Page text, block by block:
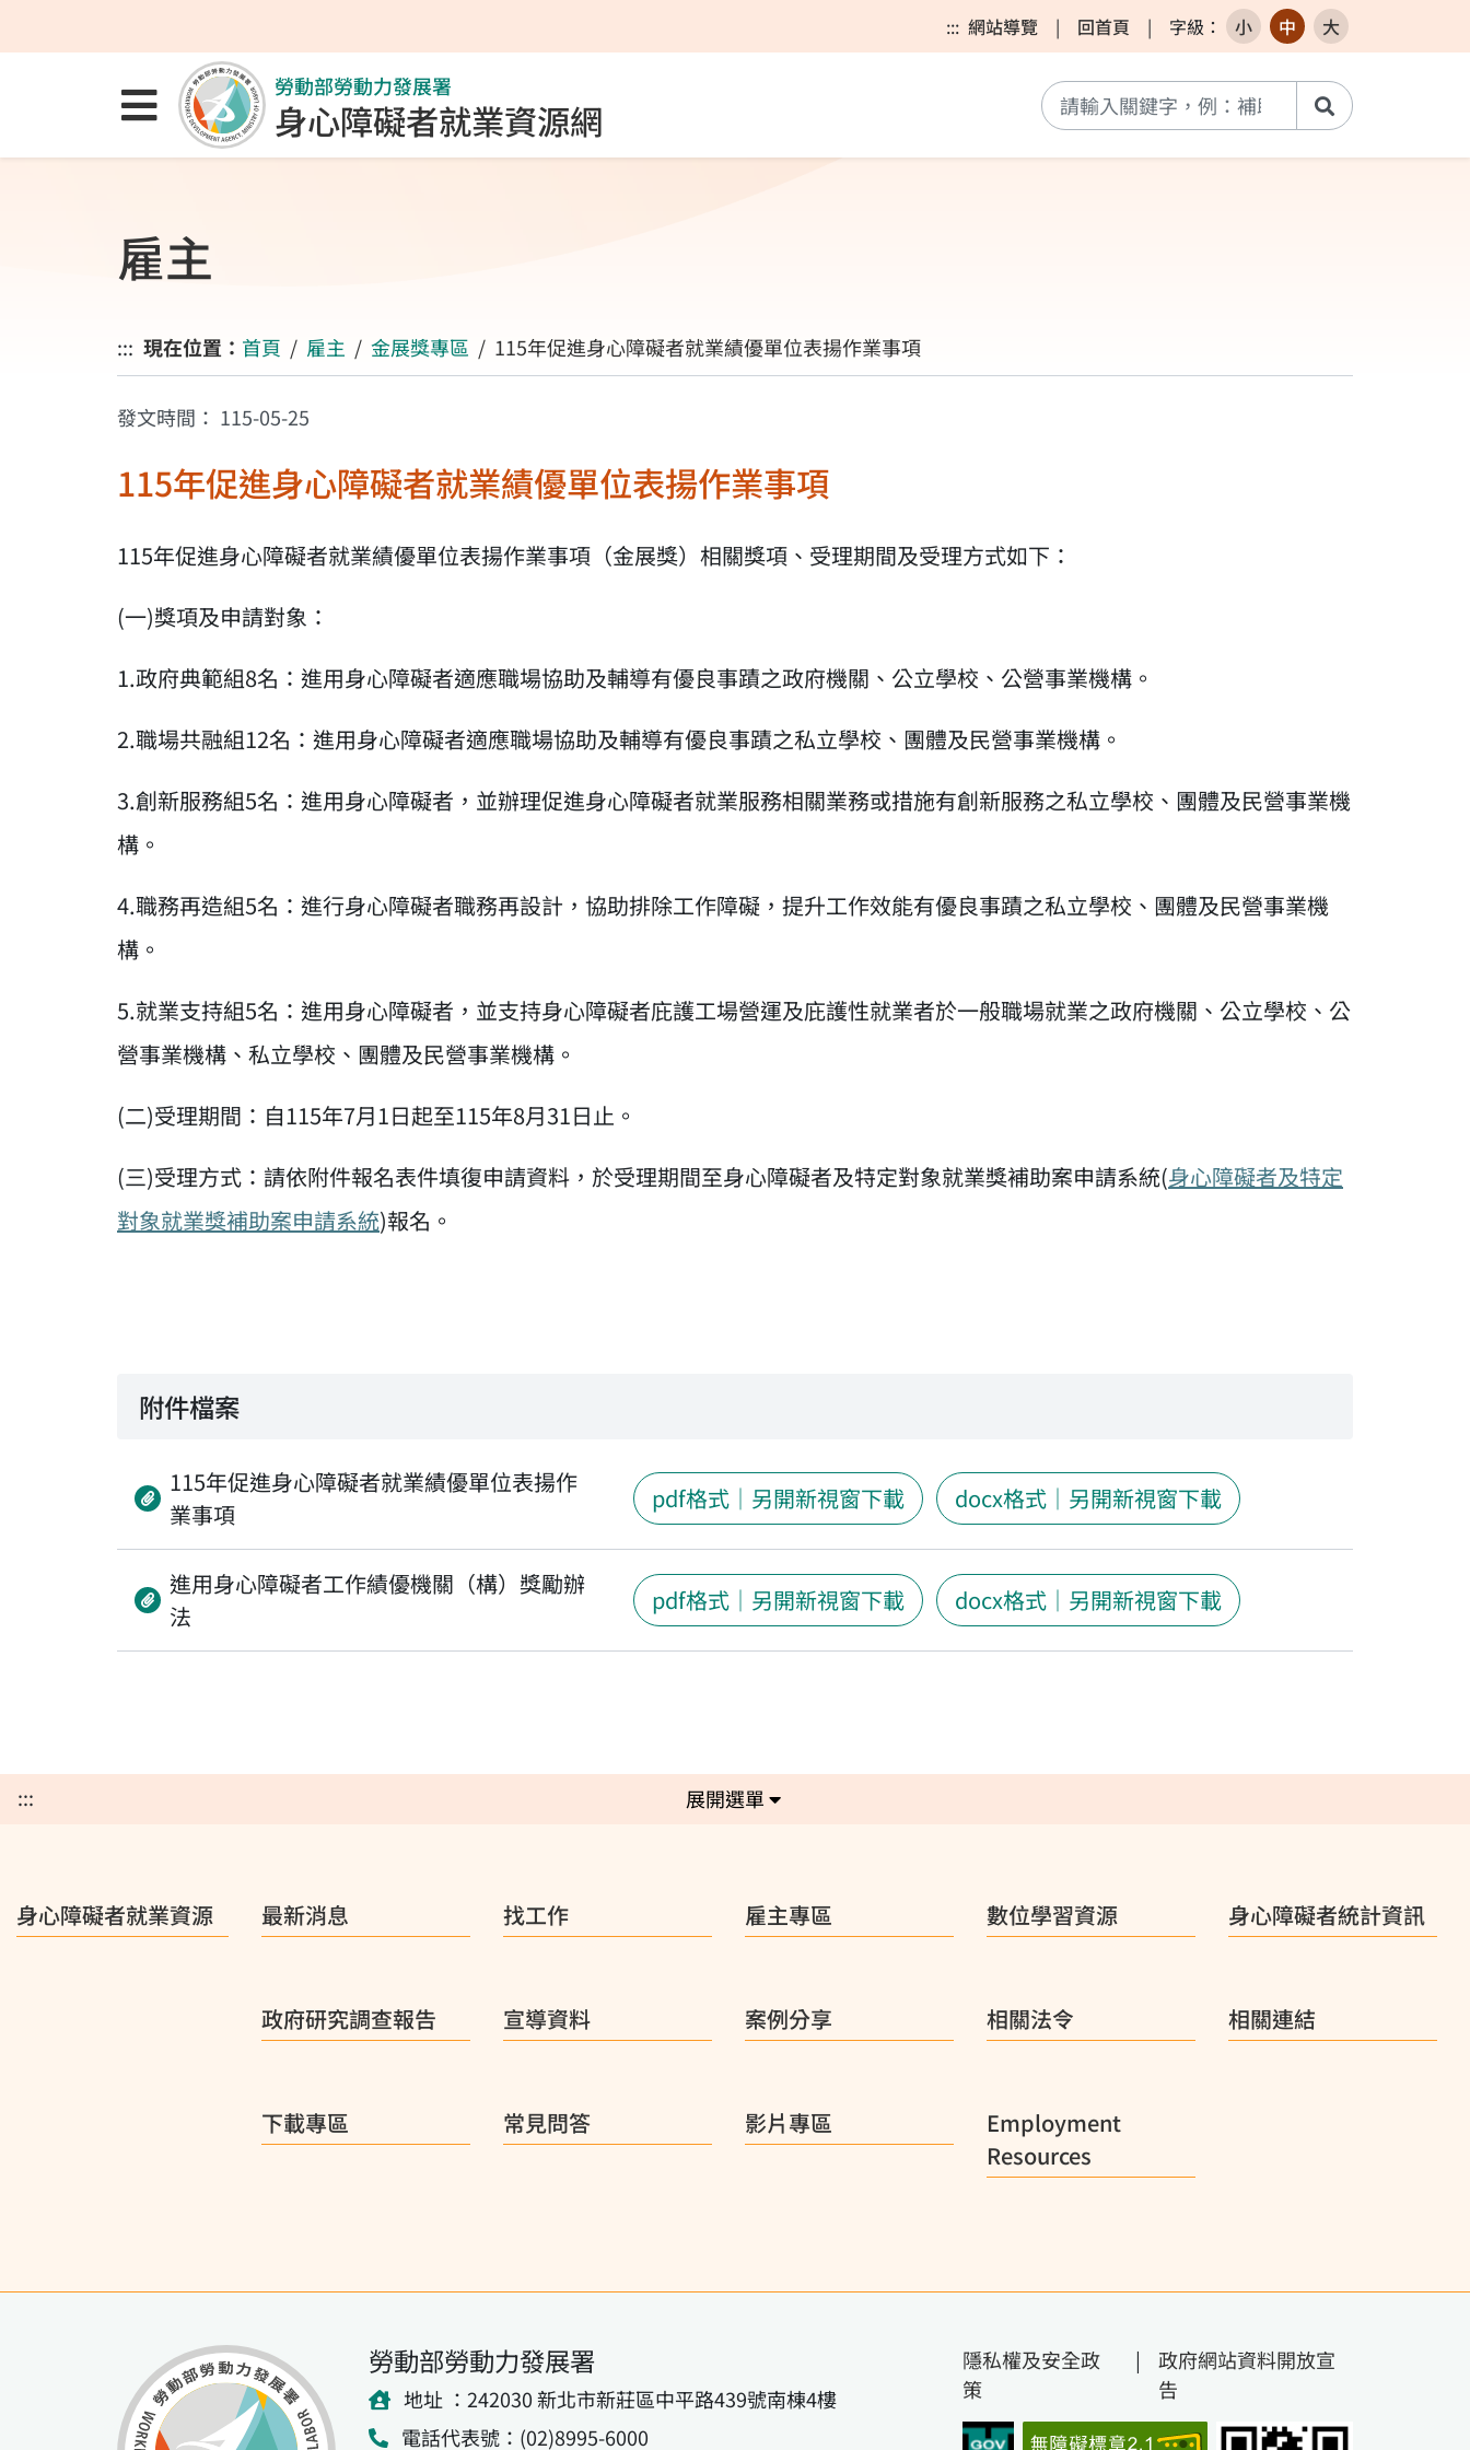
::: 網站導覽 | 回首頁 | 字級 ： 小 中 大
點選開啟選單
勞動部勞動力發展署
身心障礙者就業資源網 搜尋
雇主
::: 現在位置： 首頁 雇主 金展獎專區 115年促進身心障礙者就業績優單位表揚作業事項
發文時間： 115-05-25
115年促進身心障礙者就業績優單位表揚作業事項
115年促進身心障礙者就業績優單位表揚作業事項（金展獎）相關獎項、受理期間及受理方式如下：
(一)獎項及申請對象：
1.政府典範組8名：進用身心障礙者適應職場協助及輔導有優良事蹟之政府機關、公立學校、公營事業機構。
2.職場共融組12名：進用身心障礙者適應職場協助及輔導有優良事蹟之私立學校、團體及民營事業機構。
3.創新服務組5名：進用身心障礙者，並辦理促進身心障礙者就業服務相關業務或措施有創新服務之私立學校、團體及民營事業機
構。
4.職務再造組5名：進行身心障礙者職務再設計，協助排除工作障礙，提升工作效能有優良事蹟之私立學校、團體及民營事業機
構。
5.就業支持組5名：進用身心障礙者，並支持身心障礙者庇護工場營運及庇護性就業者於一般職場就業之政府機關、公立學校、公
營事業機構、私立學校、團體及民營事業機構。
(二)受理期間：自115年7月1日起至115年8月31日止。
(三)受理方式：請依附件報名表件填復申請資料，於受理期間至身心障礙者及特定對象就業獎補助案申請系統(身心障礙者及特定
對象就業獎補助案申請系統)報名。
附件檔案
115年促進身心障礙者就業績優單位表揚作
業事項
pdf格式｜另開新視窗下載 docx格式｜另開新視窗下載
進用身心障礙者工作績優機關（構）獎勵辦
法
pdf格式｜另開新視窗下載 docx格式｜另開新視窗下載
::: 選單
身心障礙者就業資源 最新消息 找工作 雇主專區 數位學習資源 身心障礙者統計資訊
政府研究調查報告 宣導資料 案例分享 相關法令 相關連結
下載專區 常見問答 影片專區
Employment
Resources
勞動部勞動力發展署
地址 ：242030 新北市新莊區中平路439號南棟4樓
電話代表號：(02)8995-6000
隱私權及安全政
策
|
政府網站資料開放宣
告